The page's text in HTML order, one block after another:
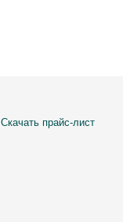
Скачать прайс-лист